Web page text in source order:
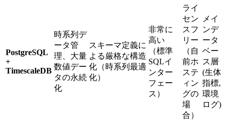
PostgreSQL
+
TimescaleDB
時系列デ
ータ管
理、大量
数値デー
タの永続
化
スキーマ定義に
よる厳格な構造
化（時系列最適
化）
非常に
高い
（標準
SQLイ
ンター
フェー
ス）
ライ
セン
スフ
リー
（自
前ホ
ステ
ィン
グの
場
合）
メイ
ンデ
ータ
ベー
ス層
(生体
指標,
環境
ログ)